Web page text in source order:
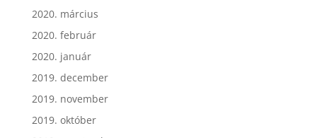
2020. március
2020. február
2020. január
2019. december
2019. november
2019. október